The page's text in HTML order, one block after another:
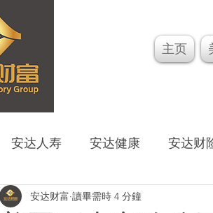
主页
安达人寿 安达健康 安达财
安达财富 讀畢需時 4 分鐘